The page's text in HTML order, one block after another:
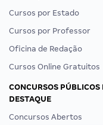
Cursos por Estado
Cursos por Professor
Oficina de Redação
Cursos Online Gratuitos
CONCURSOS PÚBLICOS
DESTAQUE
Concursos Abertos